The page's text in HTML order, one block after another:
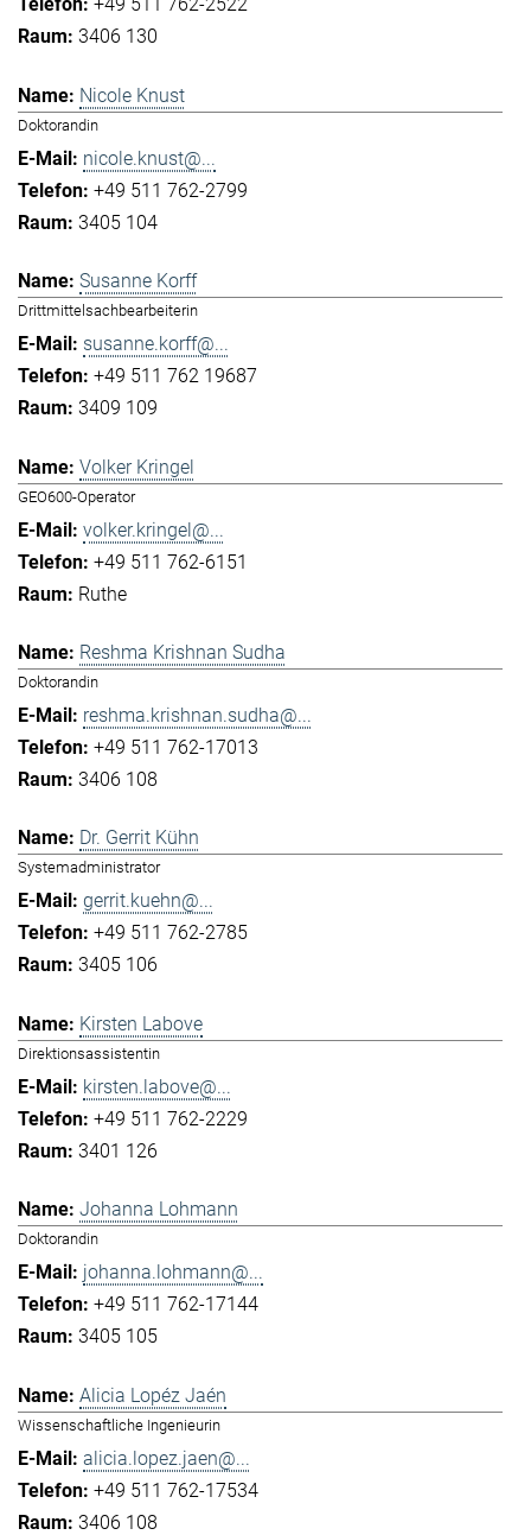
+49 511 762-2522
3406 130
Nicole Knust
Doktorandin
nicole.knust@...
+49 511 762-2799
3405 104
Susanne Korff
Drittmittelsachbearbeiterin
susanne.korff@...
+49 511 762 19687
3409 109
Volker Kringel
GEO600-Operator
volker.kringel@...
+49 511 762-6151
Ruthe
Reshma Krishnan Sudha
Doktorandin
reshma.krishnan.sudha@...
+49 511 762-17013
3406 108
Dr. Gerrit Kühn
Systemadministrator
gerrit.kuehn@...
+49 511 762-2785
3405 106
Kirsten Labove
Direktionsassistentin
kirsten.labove@...
+49 511 762-2229
3401 126
Johanna Lohmann
Doktorandin
johanna.lohmann@...
+49 511 762-17144
3405 105
Alicia Lopéz Jaén
Wissenschaftliche Ingenieurin
alicia.lopez.jaen@...
+49 511 762-17534
3406 108